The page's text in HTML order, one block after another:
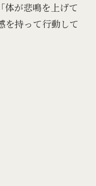
体が悲鳴を上げて
を持って行動して